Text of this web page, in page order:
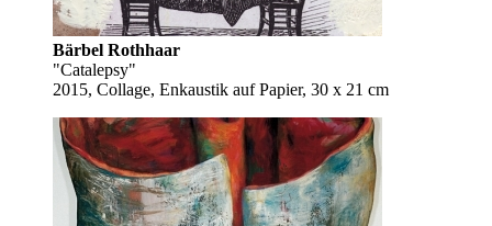
Bärbel Rothhaar
"Catalepsy"
2015, Collage, Enkaustik auf Papier, 30 x 21 cm